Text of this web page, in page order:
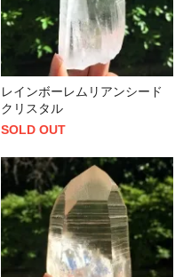
レインボーレムリアンシード
クリスタル
SOLD OUT